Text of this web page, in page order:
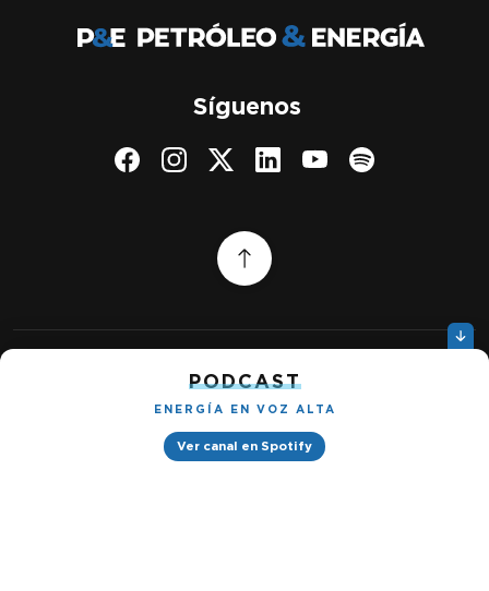
PODCAST
ENERGÍA EN VOZ ALTA
Ver canal en Spotify
Síguenos
Política de privacidad
Petróleo & Energía © 2026